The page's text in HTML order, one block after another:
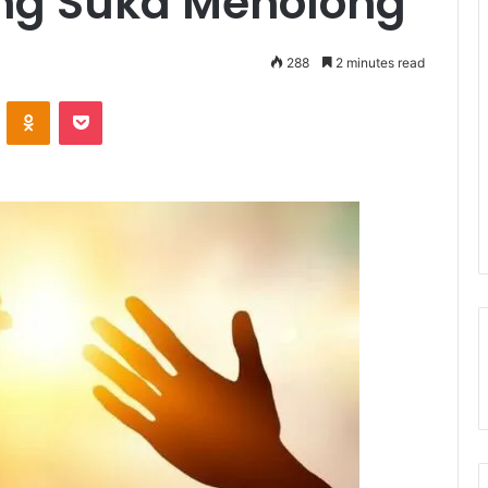
288 2 minutes read